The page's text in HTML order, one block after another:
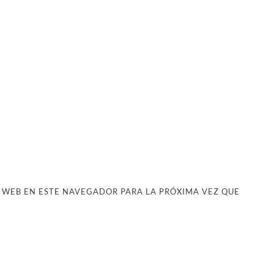
EN ESTE NAVEGADOR PARA LA PRÓXIMA VEZ QUE